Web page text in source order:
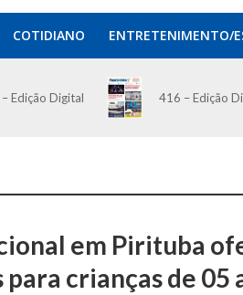
COTIDIANO ENTRETENIMENTO/
Edição Digital 416 – Edição
em Pirituba
crianças de 05